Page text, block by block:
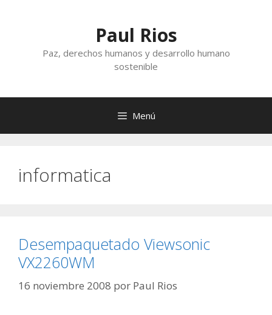
Paul Rios
Paz, derechos humanos y desarrollo humano
sostenible
Menú
informatica
Desempaquetado Viewsonic
VX2260WM
16 noviembre 2008 por Paul Rios